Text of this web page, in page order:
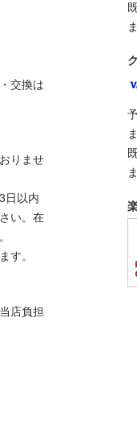
交換は
りませ
日以内
い。在
す。
店負担